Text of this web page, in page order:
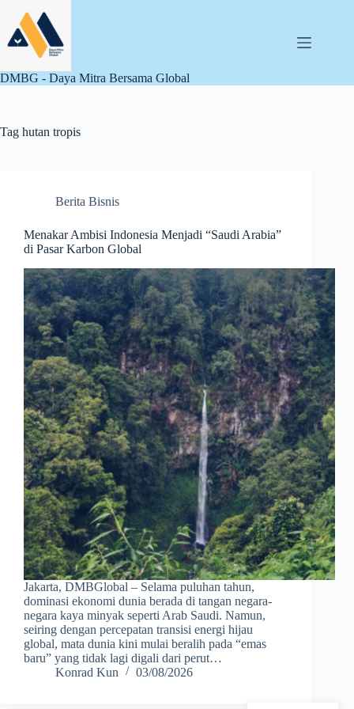
content
DMBG - Daya Mitra Bersama Global
Tag hutan tropis
Berita Bisnis
Menakar Ambisi Indonesia Menjadi “Saudi Arabia”
di Pasar Karbon Global
Jakarta, DMBGlobal – Selama puluhan tahun,
dominasi ekonomi dunia berada di tangan negara-
negara kaya minyak seperti Arab Saudi. Namun,
seiring dengan percepatan transisi energi hijau
global, mata dunia kini mulai beralih pada “emas
baru” yang tidak lagi digali dari perut…
Konrad Kun
03/08/2026